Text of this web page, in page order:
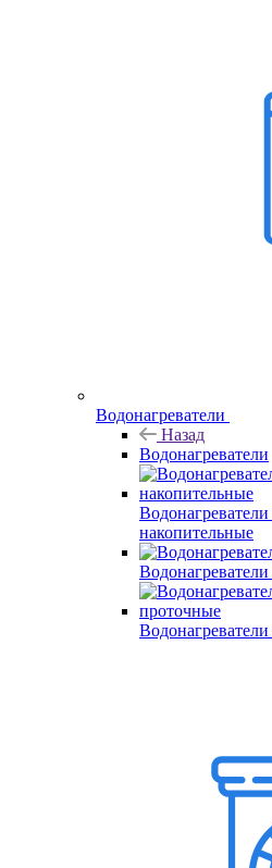
Водонагреватели
Назад
Водонагреватели
накопительные